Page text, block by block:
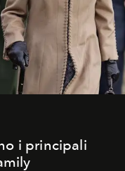
i principali